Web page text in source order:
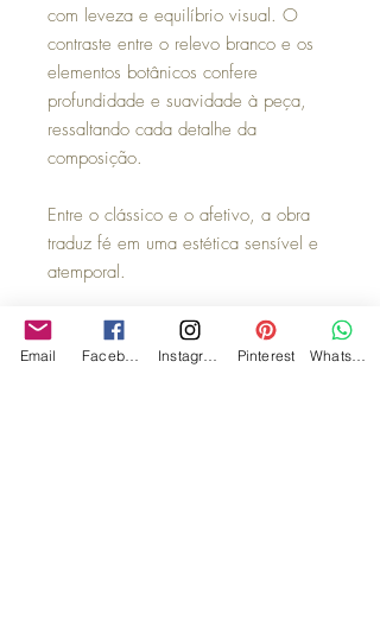
com leveza e equilíbrio visual. O
contraste entre o relevo branco e os
elementos botânicos confere
profundidade e suavidade à peça,
ressaltando cada detalhe da
composição.
Entre o clássico e o afetivo, a obra
traduz fé em uma estética sensível e
atemporal.
Versátil e marcante,Santa Ceia em
Flores do Campotransforma o
Email Pinterest